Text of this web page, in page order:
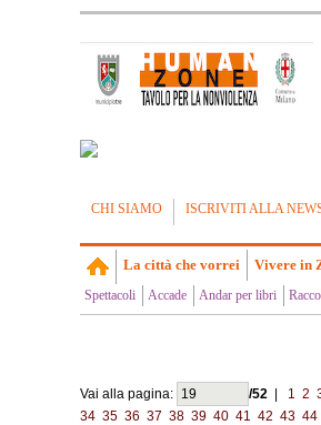
CHI SIAMO ISCRIVITI ALLA
La città che vorrei Vivere in
Spettacoli Accade Andar per libri
Vai alla pagina: /52 1 2
34 35 36 37 38 39 40 41 42 43 44